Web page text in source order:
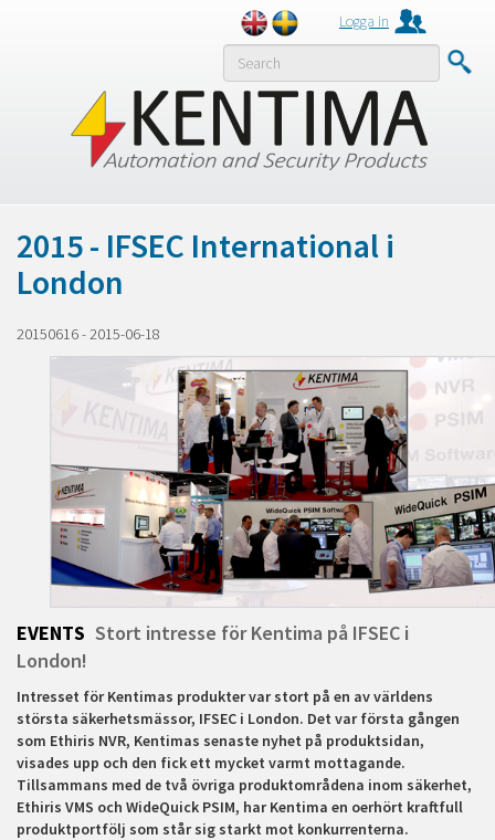
Logga in
MENY
2015 - IFSEC International i
London
20150616-2015-06-18
EVENTS Stort intresse för Kentima på IFSEC i
London!
Intresset för Kentimas produkter var stort på en av världens
största säkerhetsmässor, IFSEC i London. Det var första gången
som Ethiris NVR, Kentimas senaste nyhet på produktsidan,
visades upp och den fick ett mycket varmt mottagande.
Tillsammans med de två övriga produktområdena inom säkerhet,
Ethiris VMS och WideQuick PSIM, har Kentima en oerhört kraftfull
produktportfölj som står sig starkt mot konkurrenterna.